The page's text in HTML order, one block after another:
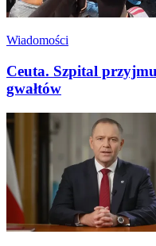
Wiadomości
Ceuta. Szpital
gwałtów